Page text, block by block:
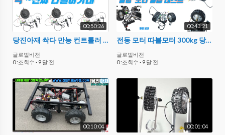
00:50:26
당진아재 싹다 만능 컨트롤러 만능부속 자전거+킥보드+스쿠터+전동차 다됩니다 전자브레이크+ 전후+아두이노+모터구동 전동모터 부속 대학교 실험
글로벌비전
0 :조회수 · 9 달 전
00:43:21
전동 모터 따블모터 300kg 당진아재 (20센티 15센티모터 2 10km/h 시속 토크위주 저속 로봇 운반 실험 자재 교재 교구 제작 diy 구동체 실험영상
글로벌비전
0 :조회수 · 9 달 전
00:10:04 00:01:04